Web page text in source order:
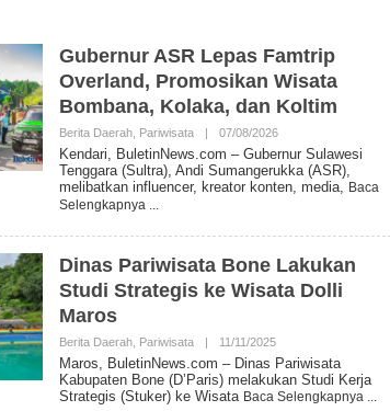
Gubernur ASR Lepas Famtrip
Overland, Promosikan Wisata
Bombana, Kolaka, dan Koltim
Berita Daerah, Pariwisata | 07/08/2026O
E
H
B
E
I
N
N
Kendari, BuletinNews.com – Gubernur Sulawesi
Tenggara (Sultra), Andi Sumangerukka (ASR),
melibatkan influencer, kreator konten, media,
Baca
Selengkapnya
Dinas Pariwisata Bone Lakukan
Studi Strategis ke Wisata Dolli
Maros
Berita Daerah, Pariwisata | 11/11/2025O
L
E
H
B
Maros, BuletinNews.com – Dinas Pariwisata
Kabupaten Bone (D’Paris) melakukan Studi Kerja
Strategis (Stuker) ke Wisata Baca Selengkapnya